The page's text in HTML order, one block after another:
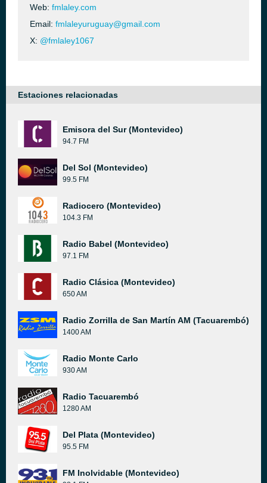
Web: fmlaley.com
Email: fmlaleyuruguay@gmail.com
X: @fmlaley1067
Estaciones relacionadas
Emisora del Sur (Montevideo)
94.7 FM
Del Sol (Montevideo)
99.5 FM
Radiocero (Montevideo)
104.3 FM
Radio Babel (Montevideo)
97.1 FM
Radio Clásica (Montevideo)
650 AM
Radio Zorrilla de San Martín AM (Tacuarembó)
1400 AM
Radio Monte Carlo
930 AM
Radio Tacuarembó
1280 AM
Del Plata (Montevideo)
95.5 FM
FM Inolvidable (Montevideo)